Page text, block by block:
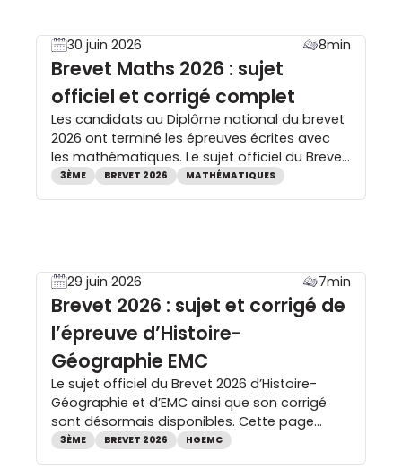
30 juin 2026
8min
Brevet Maths 2026 : sujet
officiel et corrigé complet
Les candidats au Diplôme national du brevet
2026 ont terminé les épreuves écrites avec
les mathématiques. Le sujet officiel du Brevet
Maths 2026 est désormais disponible, tout
comme son corrigé. Cette page rassemble
que les principaux […]
3ÈME BREVET 2026 MATHÉMATIQUES
29 juin 2026 7min
Brevet 2026 : sujet et corrigé de
l’épreuve d’Histoire-
Géographie EMC
Le sujet officiel du Brevet 2026 d’Histoire-
Géographie et d’EMC ainsi que son corrigé
sont désormais disponibles. Cette page
rassemble les PDF du sujet et du corrigé, une
analyse détaillée de chaque exercice, les
3ÈME BREVET 2026 HGEMC